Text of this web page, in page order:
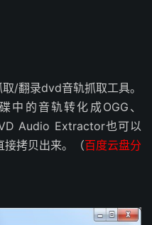
/翻录dvd音轨抓取工具。
中的音轨转化成OGG、
Audio Extractor也可以
接拷贝出来。（百度云盘分